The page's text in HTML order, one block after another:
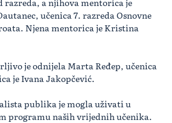
razreda, a njihova mentorica je
učenica 7. razreda Osnovne
Njena mentorica je Kristina
je odnijela Marta Ređep, učenica
je Ivana Jakopčević.
publika je mogla uživati u
programu naših vrijednih učenika.